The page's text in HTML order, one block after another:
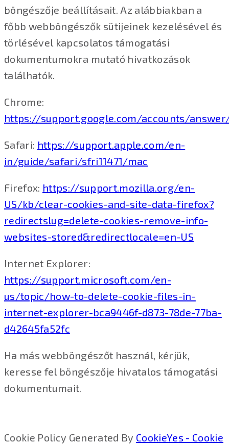
böngészője beállításait. Az alábbiakban a
főbb webböngészők sütijeinek kezelésével és
törlésével kapcsolatos támogatási
dokumentumokra mutató hivatkozások
találhatók.
Chrome:
https://support.google.com/accounts/
Safari: https://support.apple.com/en-
in/guide/safari/sfri11471/mac
Firefox: https://support.mozilla.org/en-
US/kb/clear-cookies-and-site-data-firefox?
redirectslug=delete-cookies-remove-info-
websites-stored&redirectlocale=en-US
Internet Explorer:
https://support.microsoft.com/en-
us/topic/how-to-delete-cookie-files-in-
internet-explorer-bca9446f-d873-78de-77ba-
d42645fa52fc
Ha más webböngészőt használ, kérjük,
keresse fel böngészője hivatalos támogatási
dokumentumait.
Cookie Policy Generated By CookieYes - Cookie